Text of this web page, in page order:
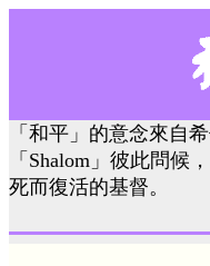
「和平」的意念來自
「Shalom」彼此問
死而復活的基督。